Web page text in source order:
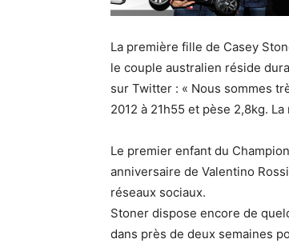
La première fille de Casey
le couple australien réside
sur Twitter : « Nous sommes
2012 à 21h55 et pèse 2,8kg.
Le premier enfant du
anniversaire de Valentino
réseaux sociaux.
Stoner dispose encore de
dans près de deux semaines